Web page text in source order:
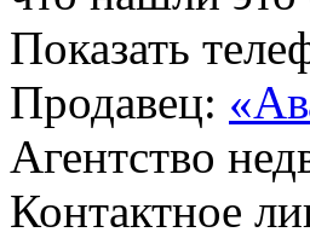
Показать
Продавец:
Агентство
Контактное